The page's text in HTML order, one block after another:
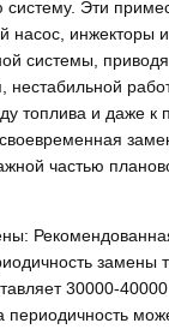
систему. Эти
насос, инжекторы
системы,
нестабильной
топлива и даже к
частью
замены
30000-
периодичность